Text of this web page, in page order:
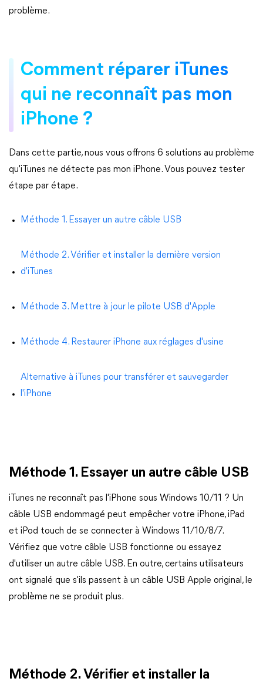
problème.
Comment réparer iTunes
qui ne reconnaît pas mon
iPhone ?
Dans cette partie, nous vous offrons 6 solutions au problème
qu'iTunes ne détecte pas mon iPhone. Vous pouvez tester
étape par étape.
Méthode 1. Essayer un autre câble USB
Méthode 2. Vérifier et installer la dernière version
d'iTunes
Méthode 3. Mettre à jour le pilote USB d'Apple
Méthode 4. Restaurer iPhone aux réglages d'usine
Alternative à iTunes pour transférer et sauvegarder
l'iPhone
Méthode 1. Essayer un autre câble USB
iTunes ne reconnaît pas l'iPhone sous Windows 10/11 ? Un
câble USB endommagé peut empêcher votre iPhone, iPad
et iPod touch de se connecter à Windows 11/10/8/7.
Vérifiez que votre câble USB fonctionne ou essayez
d'utiliser un autre câble USB. En outre, certains utilisateurs
ont signalé que s'ils passent à un câble USB Apple original, le
problème ne se produit plus.
Méthode 2. Vérifier et installer la